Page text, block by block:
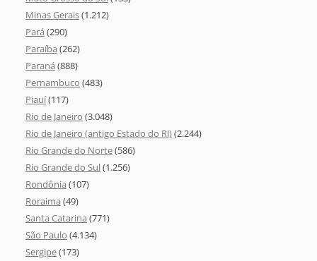
Minas Gerais(1.212)
Pará (290)
Paraíba (262)
Paraná (888)
Pernambuco (483)
Piauí(117)
Rio de Janeiro (3.048)
Rio de Janeiro (antigo Estado do RJ)(2.244)
Rio Grande do Norte(586)
Rio Grande do Sul(1.256)
Rondônia (107)
Roraima (49)
Santa Catarina (771)
São Paulo (4.134)
Sergipe(173)